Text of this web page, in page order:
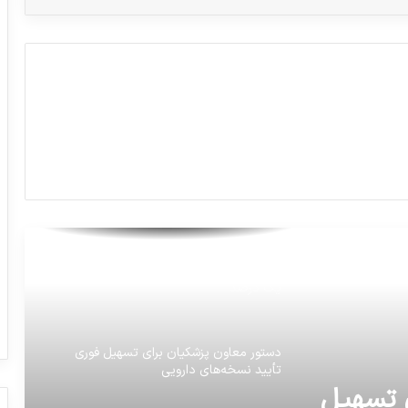
دارویی کشور در دادگاه تجدیدنظر استان
کاهش مالیات بر ارزش افزوده اقلام دارویی به
پیش‌بینی افزایش کمبود داروهای بیمارستانی
در ماه‌های آینده